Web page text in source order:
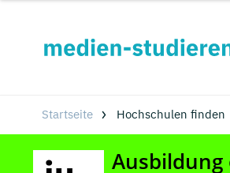
Startseite Hochschulen finden